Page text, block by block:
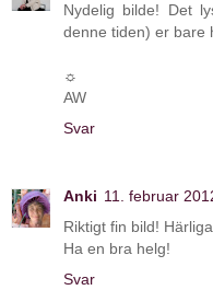
Nydelig bilde! Det
denne tiden) er bare
☼
AW
Svar
Anki 11. februar
Riktigt fin bild!
Ha en bra helg!
Svar